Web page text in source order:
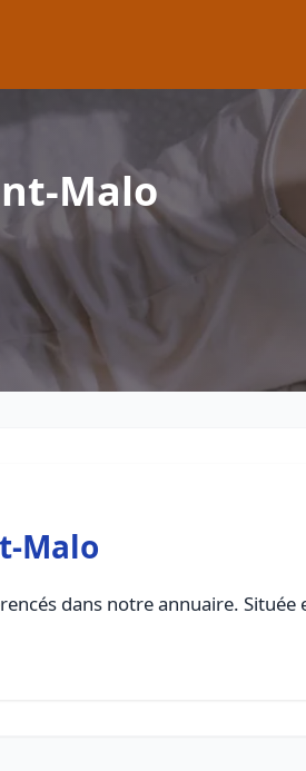
Malo
Malo
dans notre annuaire.